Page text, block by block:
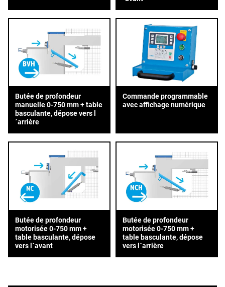
Butée de profondeur
manuelle 0-750 mm + table
basculante, dépose vers l
´arrière
Commande programmable
avec affichage numérique
Butée de profondeur
motorisée 0-750 mm +
table basculante, dépose
vers l´avant
Butée de profondeur
motorisée 0-750 mm +
table basculante, dépose
vers l´arrière